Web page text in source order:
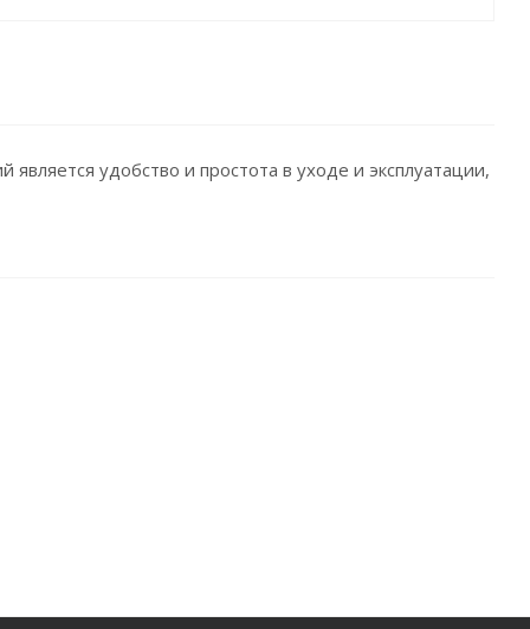
удобство и простота в уходе и эксплуатации,